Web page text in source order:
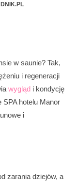
w saunie? Tak,
i regeneracji
wygląd i kondycję
SPA hotelu Manor
i
zarania dziejów, a